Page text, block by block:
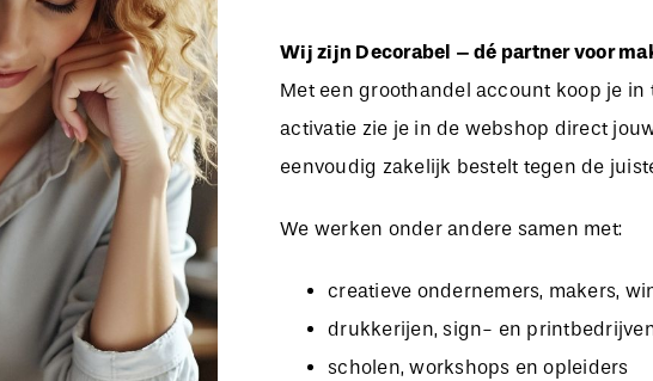
Wij zijn Decorabel – dé partner voor
Met een groothandel account koop je
activatie zie je in de webshop direct
eenvoudig zakelijk bestelt tegen de
We werken onder andere samen met:
creatieve ondernemers, makers,
drukkerijen, sign- en
scholen, workshops en opleiders